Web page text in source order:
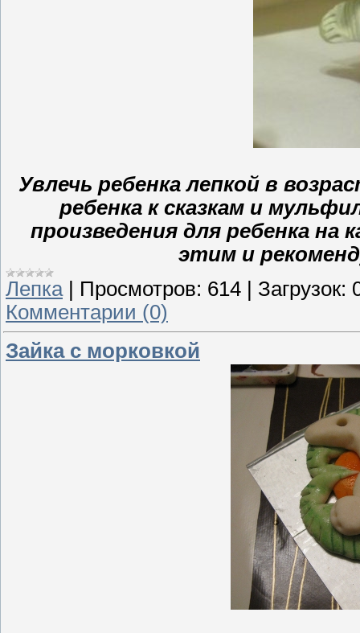
Увлечь ребенка лепкой в
ребенка к сказкам и
произведения для ребенка
этим и
Лепка| Просмотров: 614 Загрузок:
Комментарии (0)
Зайка с морковкой